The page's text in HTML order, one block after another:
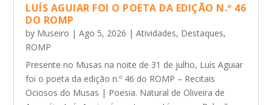
LUÍS AGUIAR FOI O POETA DA EDIÇÃO N.º 46
DO ROMP
by Museiro |Ago 5, 2026 |Atividades, Destaques,
ROMP
Presente no Musas na noite de 31 de julho, Luís Aguiar
foi o poeta da edição n.º 46 do ROMP – Recitais
Ociosos do Musas | Poesia. Natural de Oliveira de